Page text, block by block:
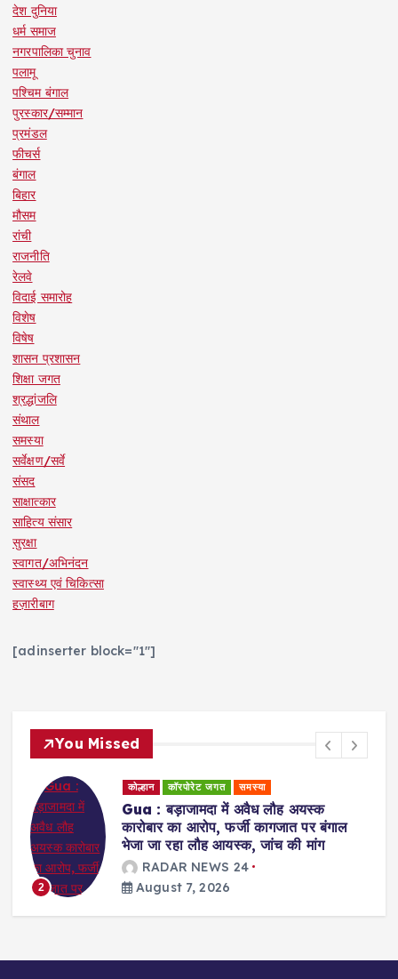
देश दुनिया
धर्म समाज
नगरपालिका चुनाव
पलामू
पश्चिम बंगाल
पुरस्कार/सम्मान
प्रमंडल
फीचर्स
बंगाल
बिहार
मौसम
रांची
राजनीति
रेलवे
विदाई समारोह
विशेष
विषेष
शासन प्रशासन
शिक्षा जगत
श्रद्धांजलि
संथाल
समस्या
सर्वेक्षण/सर्वे
संसद
साक्षात्कार
साहित्य संसार
सुरक्षा
स्वागत/अभिनंदन
स्वास्थ्य एवं चिकित्सा
हज़ारीबाग
[adinserter block="1"]
You Missed
अयस्क
पर बंगाल
मांग
कोल्हान राजनीति
Jamshedpur : युवा शक्ति ही
भविष्य की दिशा तय करेगी : सुदेश कुमार
RADAR NEWS 24
August 7, 2026